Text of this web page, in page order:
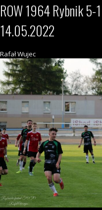
ROW 1964 Rybnik 5-
14.05.2022
Rafał Wujec